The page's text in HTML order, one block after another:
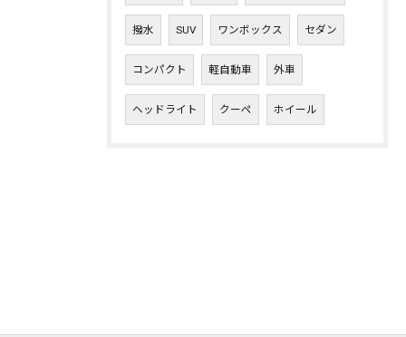
撥水 SUV ワンボックス セダン
コンパクト 軽自動車 外車
ヘッドライト クーペ ホイール